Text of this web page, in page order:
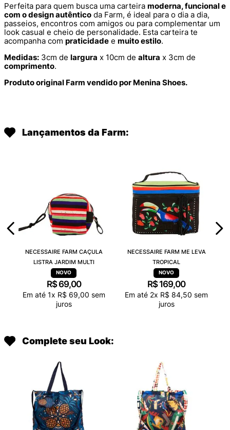
Perfeita para quem busca uma carteira moderna, funcional e
com o design autêntico da Farm, é ideal para o dia a dia,
passeios, encontros com amigos ou para complementar um
look casual e cheio de personalidade. Esta carteira te
acompanha com praticidade e muito estilo.
Medidas: 3cm de largura x 10cm de altura x 3cm de
comprimento.
Produto original Farm vendido por Menina Shoes.
Lançamentos da Farm:
NECESSAIRE FARM CAÇULA
LISTRA JARDIM MULTI
R$ 69,00
Em até 1x R$ 69,00 sem
juros
NECESSAIRE FARM ME LEVA
TROPICAL
R$ 169,00
Em até 2x R$ 84,50 sem
juros
Complete seu Look: